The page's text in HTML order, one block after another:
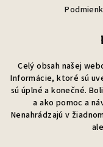
Celý obsah našej
Informácie, ktoré sú
sú úplné a konečné.
a ako pomoc a
Nenahrádzajú v